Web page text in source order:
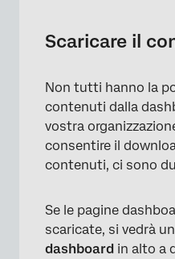
Scaricare il
Non tutti hanno la
contenuti dalla
vostra
consentire il
contenuti, ci sono
Se le pagine
scaricate, si vedrà
dashboard in alto a